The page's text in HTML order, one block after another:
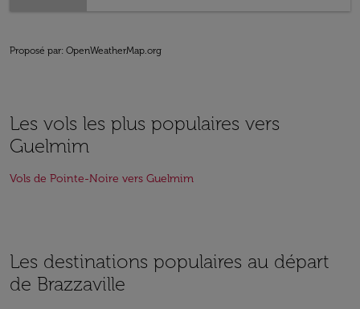
Proposé par: OpenWeatherMap.org
Les vols les plus populaires vers
Guelmim
Vols de Pointe-Noire vers Guelmim
Les destinations populaires au départ
de Brazzaville